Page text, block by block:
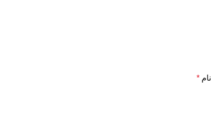
نام *